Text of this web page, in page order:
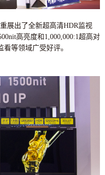
展出了全新超高清HDR监视
高亮度和1,000,000:1超高对
等领域广受好评。